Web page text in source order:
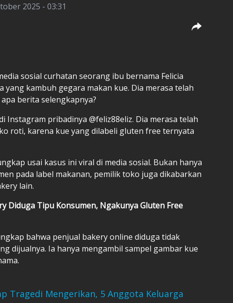
2025 - 03:31
sosial curhatan seorang ibu bernama Felicia
yang kambuh gegara makan kue. Dia merasa telah
berita selengkapnya?
Instagram pribadinya @feliz88eliz. Dia merasa telah
roti, karena kue yang dilabeli gluten free ternyata
usai kasus ini viral di media sosial. Bukan hanya
pada label makanan, pemilik toko juga dikabarkan
lain.
Diduga Tipu Konsumen, Ngakunya Gluten Free
bahwa penjual bakery online diduga tidak
dijualnya. Ia hanya mengambil sampel gambar kue
Tragedi Mengerikan, 5 Anggota Keluarga